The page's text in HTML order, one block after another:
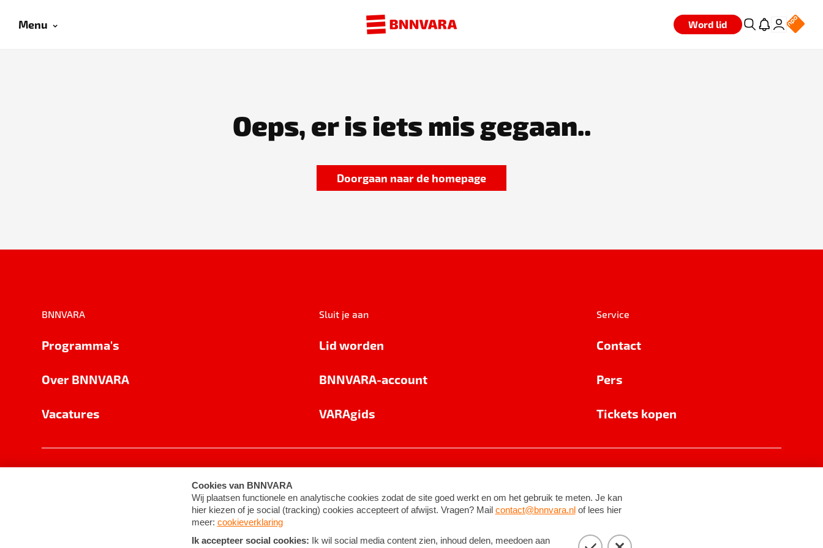
Menu Word lid
Oeps, er is iets mis gegaan..
Doorgaan naar de homepage
BNNVARA
Programma's
Over BNNVARA
Vacatures
Sluit je aan
Lid worden
BNNVARA-account
VARAgids
Service
Contact
Pers
Tickets kopen
Cookie-instellingen Algemene voorwaarden ©2026BNNVARA